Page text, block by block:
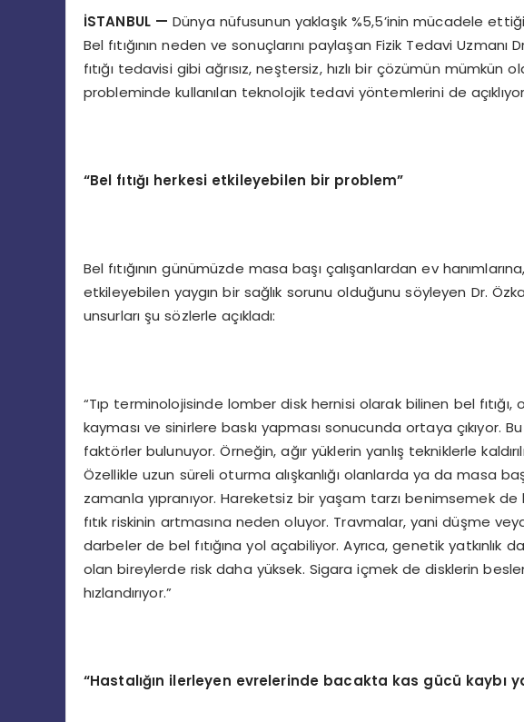
İSTANBUL — Dünya nüfusunun yaklaşık %5,5’inin mücadele
Bel fıtığının neden ve sonuçlarını paylaşan Fizik Tedavi
fıtığı tedavisi gibi ağrısız, neştersiz, hızlı bir çözümün mümkün
probleminde kullanılan teknolojik tedavi yöntemlerini de
“Bel fıtığı herkesi etkileyebilen bir problem”
Bel fıtığının günümüzde masa başı çalışanlardan ev
etkileyebilen yaygın bir sağlık sorunu olduğunu söyleyen Dr.
unsurları şu sözlerle açıkladı:
“Tıp terminolojisinde lomber disk hernisi olarak bilinen bel
kayması ve sinirlere baskı yapması sonucunda ortaya çıkıyor.
faktörler bulunuyor. Örneğin, ağır yüklerin yanlış tekniklerle
Özellikle uzun süreli oturma alışkanlığı olanlarda ya da masa
zamanla yıpranıyor. Hareketsiz bir yaşam tarzı benimsemek de
fıtık riskinin artmasına neden oluyor. Travmalar, yani düşme
darbeler de bel fıtığına yol açabiliyor. Ayrıca, genetik yatkınlık
olan bireylerde risk daha yüksek. Sigara içmek de disklerin
hızlandırıyor.”
“Hastalığın ilerleyen evrelerinde bacakta kas gücü kaybı